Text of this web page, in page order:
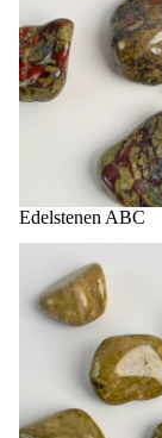
Edelstenen ABC